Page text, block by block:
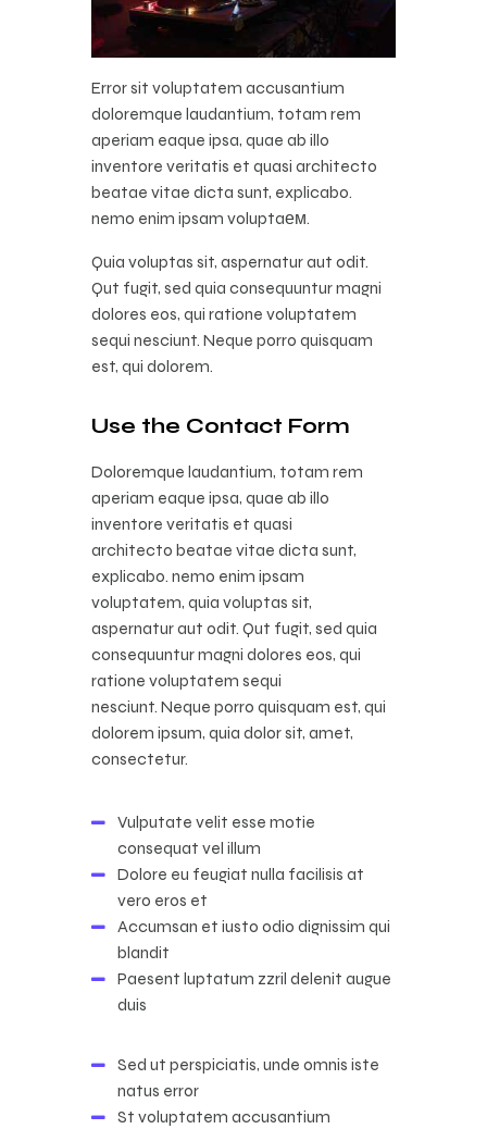
Error sit voluptatem accusantium
doloremque laudantium, totam rem
aperiam eaque ipsa, quae ab illo
inventore veritatis et quasi architecto
beatae vitae dicta sunt, explicabo.
nemo enim ipsam voluptaем.
Quia voluptas sit, aspernatur aut odit.
Qut fugit, sed quia consequuntur magni
dolores eos, qui ratione voluptatem
sequi nesciunt. Neque porro quisquam
est, qui dolorem.
Use the Contact Form
Doloremque laudantium, totam rem
aperiam eaque ipsa, quae ab illo
inventore veritatis et quasi
architecto beatae vitae dicta sunt,
explicabo. nemo enim ipsam
voluptatem, quia voluptas sit,
aspernatur aut odit. Qut fugit, sed quia
consequuntur magni dolores eos, qui
ratione voluptatem sequi
nesciunt. Neque porro quisquam est, qui
dolorem ipsum, quia dolor sit, amet,
consectetur.
Vulputate velit esse motie
consequat vel illum
Dolore eu feugiat nulla facilisis at
vero eros et
Accumsan et iusto odio dignissim qui
blandit
Paesent luptatum zzril delenit augue
duis
Sed ut perspiciatis, unde omnis iste
natus error
St voluptatem accusantium